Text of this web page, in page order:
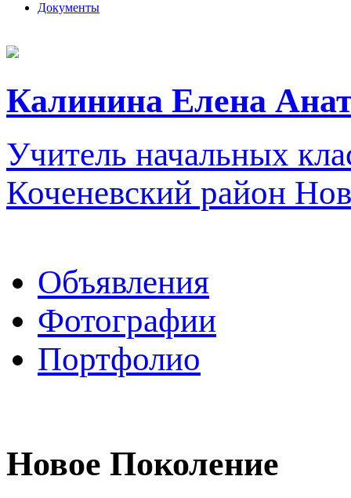
Документы
Калинина Елена
Учитель начальных
Коченевский район
Объявления
Фотографии
Портфолио
Новое Поколение